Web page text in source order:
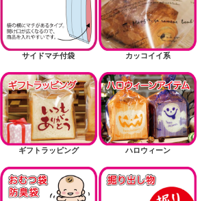
サイドマチ付袋 カッコイイ系
ギフトラッピング ハロウィーン